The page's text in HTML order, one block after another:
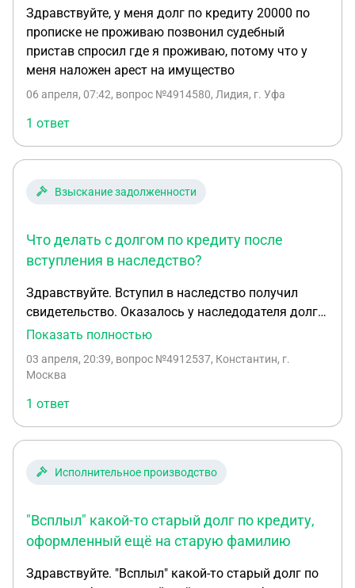
Здравствуйте, у меня долг по кредиту 20000 по
прописке не проживаю позвонил судебный
пристав спросил где я проживаю, потому что у
меня наложен арест на имущество
06 апреля, 07:42, вопрос №4914580, Лидия, г. Уфа
1 ответ
Взыскание задолженности
Что делать с долгом по кредиту после
вступления в наследство?
Здравствуйте. Вступил в наследство получил
свидетельство. Оказалось у наследодателя долг
по кредиту с просрочкой. Висит в кредитной
в данном случае делать?
Показать полностью
03 апреля, 20:39, вопрос №4912537, Константин, г.
Москва
1 ответ
Исполнительное производство
"Всплыл" какой-то старый долг по кредиту,
оформленный ещё на старую фамилию
Здравствуйте. "Всплыл" какой-то старый долг по